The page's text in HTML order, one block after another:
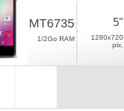
MT6735
1/2Go RAM
5"
1280x720
pix.